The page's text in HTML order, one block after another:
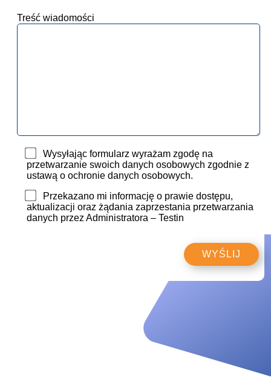
Treść wiadomości
Wysyłając formularz wyrażam zgodę na
przetwarzanie swoich danych osobowych zgodnie z
ustawą o ochronie danych osobowych.
Przekazano mi informację o prawie dostępu,
aktualizacji oraz żądania zaprzestania przetwarzania
danych przez Administratora – Testin